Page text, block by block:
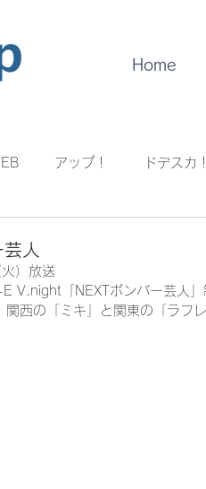
Home
アップ！ ドデスカ！
ン！
人
）放送
V.night「NEXTボンバー芸人」
関西の「ミキ」と関東の「ラフ